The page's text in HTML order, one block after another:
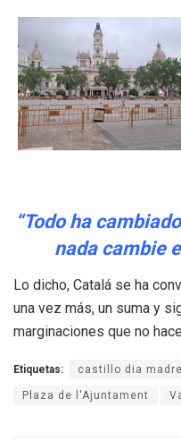
“Todo ha
nada cambie
Lo dicho, Catalá se ha
una vez más, un suma y
marginaciones que no
Etiquetas: castillo dia madre
Plaza de l'Ajuntament